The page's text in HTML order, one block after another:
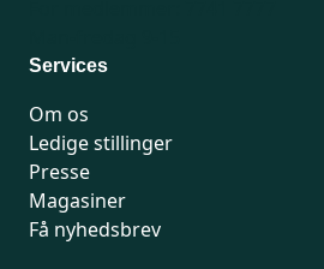
Services
Om os
Ledige stillinger
Presse
Magasiner
Få nyhedsbrev